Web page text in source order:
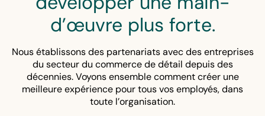
capital humain et des effectifs optimisées par l’IA
d’UKG. La fonction de prévision est intégrée, et
non simplement ajoutée, et alimente directement
la planification d’horaires intelligente. Les
responsables bénéficient d’une plus grande
clarté. Les équipes gagnent en flexibilité. Et les
détaillants restent prêts à faire face à tout ce que
l’avenir peut réserver.
d’œuvre plus forte.
Nous établissons des partenariats avec des entreprises
du secteur du commerce de détail depuis des
décennies. Voyons ensemble comment créer une
meilleure expérience pour tous vos employés, dans
toute l’organisation.